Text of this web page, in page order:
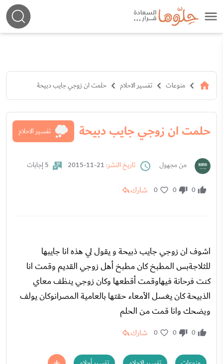
منوعات تفسير الاحلام حلمت ان زوجي جايب دبيحة
حلمت ان زوجي جايب دبيحة تفسير الاحلام
من مجهول تاريخ النشر: 5 إجابات
0
0
0 شارك
اشوف ان زوجي جايب ذبيحة و يقول لي هذه انا جايبها
للثلاجةبس المطبخ كان مطبخ أهل زوجي القديم وقمت انا
كنت فرحانة فيهاوقمت أقطعها وكان زوجي ينظف معاي
الذبيحة كان يغسل الأمعاء حقتها بالعامية المصرانوكان يولف
ويضحك وانا قمت من الحلم
0
0
0 شارك